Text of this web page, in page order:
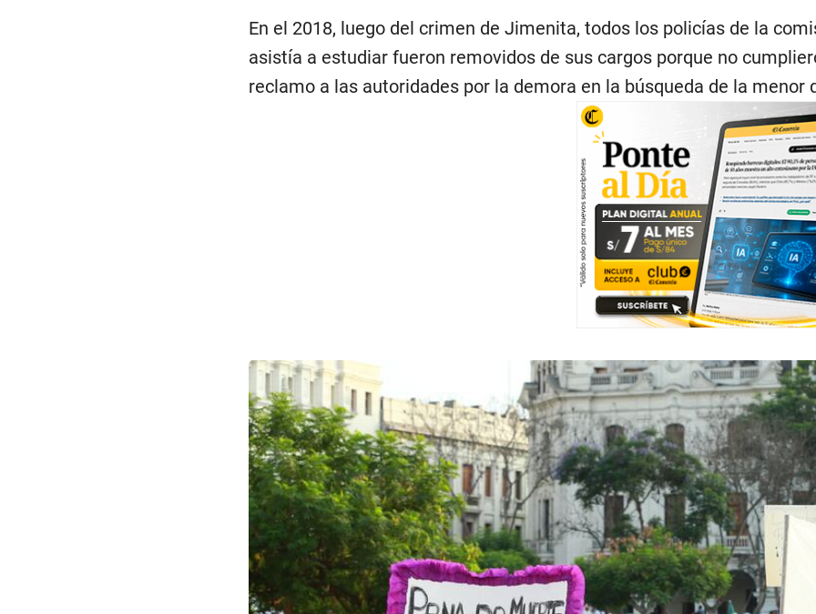
En el 2018, luego del crimen de Jimenita, todos los policías de la
asistía a estudiar fueron removidos de sus cargos porque no
reclamo a las autoridades por la demora en la búsqueda de la